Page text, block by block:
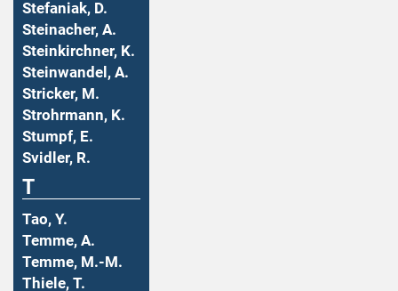
Stefaniak, D.
Steinacher, A.
Steinkirchner, K.
Steinwandel, A.
Stricker, M.
Strohrmann, K.
Stumpf, E.
Svidler, R.
T
Tao, Y.
Temme, A.
Temme, M.-M.
Thiele, T.